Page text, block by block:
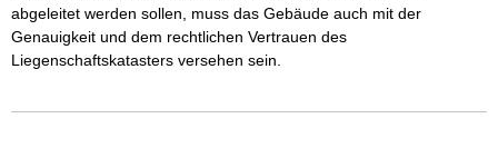
abgeleitet werden sollen, muss das Gebäude auch mit der
Genauigkeit und dem rechtlichen Vertrauen des
Liegenschaftskatasters versehen sein.